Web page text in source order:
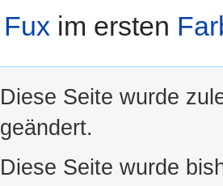
Fux im ersten
Diese Seite wurde
geändert.
Diese Seite wurde